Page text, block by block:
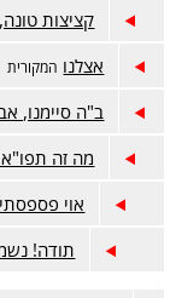
קציצות
אצלנו המקורית
ב"ה סיימנו,
מה זה
אוי
תודה!